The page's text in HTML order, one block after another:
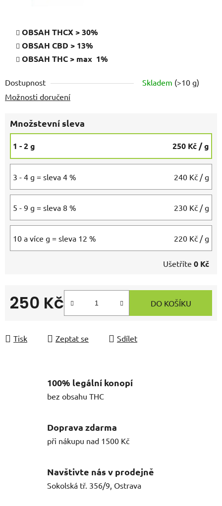
OBSAH THCX > 30%
OBSAH CBD > 13%
OBSAH THC > max 1%
Dostupnost Skladem (>10 g)
Možnosti doručení
Množstevní sleva
1 - 2 g 250 Kč / g
3 - 4 g = sleva 4 % 240 Kč / g
5 - 9 g = sleva 8 % 230 Kč / g
10 a více g = sleva 12 % 220 Kč / g
Ušetříte 0 Kč
250 Kč DO KOŠÍKU
Tisk Zeptat se Sdílet
100% legální konopí
bez obsahu THC
Doprava zdarma
při nákupu nad 1500 Kč
Navštivte nás v prodejně
Sokolská tř. 356/9, Ostrava